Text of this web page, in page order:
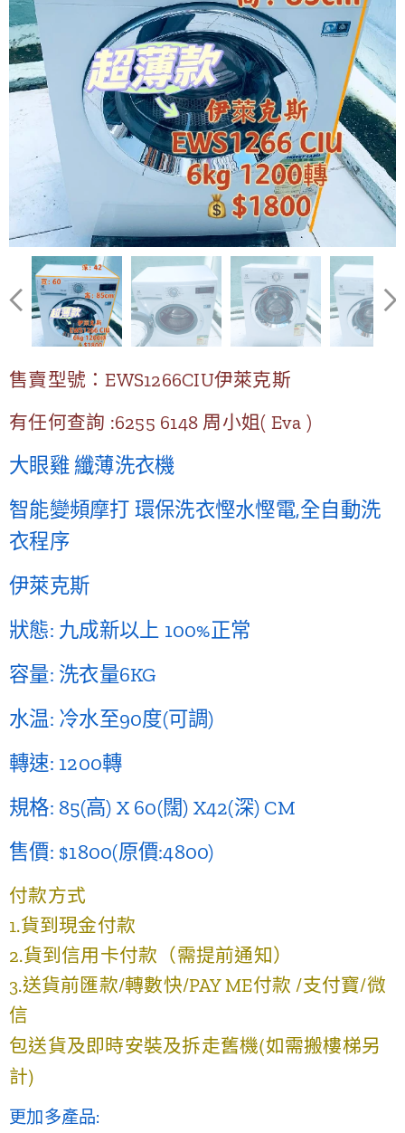
售賣型號：EWS1266CIU伊萊克斯
有任何查詢 :6255 6148 周 小姐( Eva )
大眼雞 纖薄洗衣機
智能變頻摩打 環保洗衣慳水慳電,全自動洗
衣程序
伊萊克斯
狀態: 九成新以上 100%正常
容量: 洗衣量6KG
水温: 冷水至90度(可調)
轉速: 1200轉
規格: 85(高) X 60(闊) X42(深) CM
售價: $1800(原價:4800)
付款方式
1.貨到現金付款
2.貨到信用卡付款（需提前通知）
3.送貨前匯款/轉數快/PAY ME付款 /支付寶/微
信
包送貨及即時安裝及拆走舊機(如需搬樓梯另
計)
更加多產品: